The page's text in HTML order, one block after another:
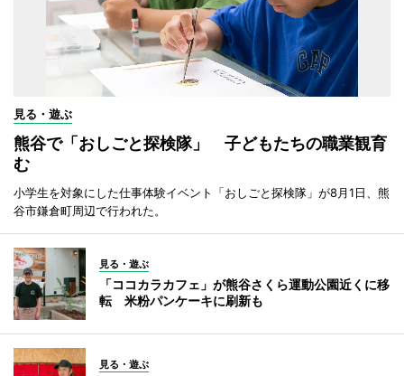
見る・遊ぶ
熊谷で「おしごと探検隊」 子どもたちの職業観育
む
小学生を対象にした仕事体験イベント「おしごと探検隊」が8月1日、熊
谷市鎌倉町周辺で行われた。
見る・遊ぶ
「ココカラカフェ」が熊谷さくら運動公園近くに移
転 米粉パンケーキに刷新も
見る・遊ぶ